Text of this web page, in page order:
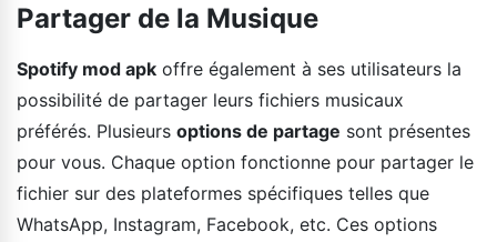
Partager de la Musique
Spotify mod apk offre également à ses utilisateurs la
possibilité de partager leurs fichiers musicaux
préférés. Plusieurs options de partage sont présentes
pour vous. Chaque option fonctionne pour partager le
fichier sur des plateformes spécifiques telles que
WhatsApp, Instagram, Facebook, etc. Ces options